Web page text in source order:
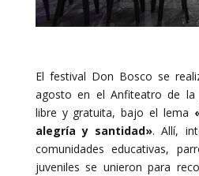
El festival Don Bosco se
agosto en el Anfiteatro de la
libre y gratuita, bajo el lema
alegría y santidad». Allí,
comunidades educativas,
juveniles se unieron para